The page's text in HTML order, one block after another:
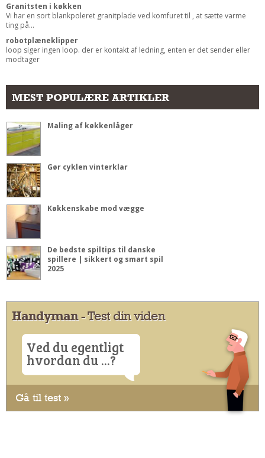
Granitsten i køkken
Vi har en sort blankpoleret granitplade ved komfuret til , at sætte varme
ting på...
robotplæneklipper
loop siger ingen loop. der er kontakt af ledning, enten er det sender eller
modtager
MEST POPULÆRE ARTIKLER
Maling af køkkenlåger
Gør cyklen vinterklar
Køkkenskabe mod vægge
De bedste spiltips til danske
spillere | sikkert og smart spil
2025
Handyman- Test din viden
Ved du egentligt
hvordan du ...?
Gå til test »